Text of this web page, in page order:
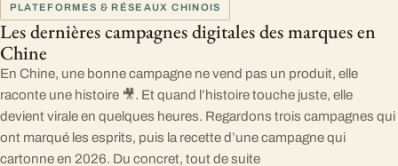
PLATEFORMES & RÉSEAUX CHINOIS
Les dernières campagnes digitales des marques en
Chine
En Chine, une bonne campagne ne vend pas un produit, elle
raconte une histoire 🎥. Et quand l’histoire touche juste, elle
devient virale en quelques heures. Regardons trois campagnes qui
ont marqué les esprits, puis la recette d’une campagne qui
cartonne en 2026. Du concret, tout de suite